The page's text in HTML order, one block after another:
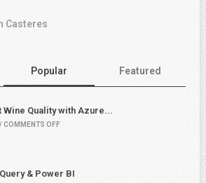
Casteres
Popular Featured
Quality with Azure...
COMMENTS OFF
& Power BI